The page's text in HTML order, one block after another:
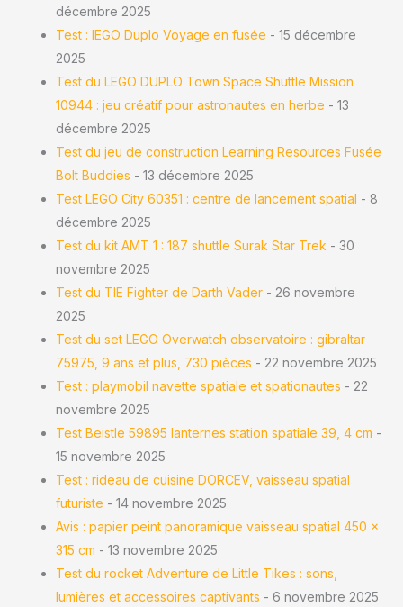
décembre 2025
Test : lEGO Duplo Voyage en fusée - 15 décembre
2025
Test du LEGO DUPLO Town Space Shuttle Mission
10944 : jeu créatif pour astronautes en herbe - 13
décembre 2025
Test du jeu de construction Learning Resources Fusée
Bolt Buddies - 13 décembre 2025
Test LEGO City 60351 : centre de lancement spatial - 8
décembre 2025
Test du kit AMT 1 : 187 shuttle Surak Star Trek - 30
novembre 2025
Test du TIE Fighter de Darth Vader - 26 novembre
2025
Test du set LEGO Overwatch observatoire : gibraltar
75975, 9 ans et plus, 730 pièces - 22 novembre 2025
Test : playmobil navette spatiale et spationautes - 22
novembre 2025
Test Beistle 59895 lanternes station spatiale 39, 4 cm -
15 novembre 2025
Test : rideau de cuisine DORCEV, vaisseau spatial
futuriste - 14 novembre 2025
Avis : papier peint panoramique vaisseau spatial 450 x
315 cm - 13 novembre 2025
Test du rocket Adventure de Little Tikes : sons,
lumières et accessoires captivants - 6 novembre 2025